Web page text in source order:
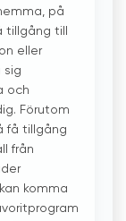
på
till
eller
sig
och
Förutom
få tillgång
från
komma